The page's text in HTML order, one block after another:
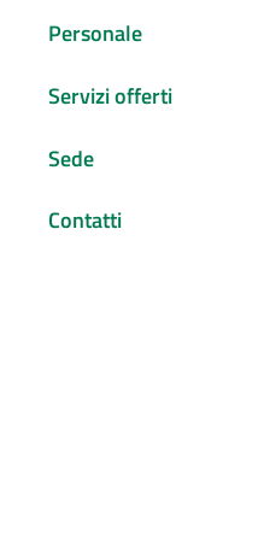
Personale
Servizi offerti
Sede
Contatti